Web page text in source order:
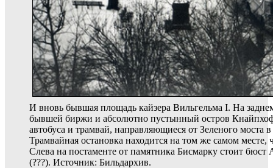
И вновь бывшая площадь кайзера Вильгельма I. На
бывшей биржи и абсолютно пустынный остров
автобуса и трамвай, направляющиеся от Зеленого моста
Трамвайная остановка находится на том же самом месте,
Слева на постаменте от памятника Бисмарку стоит
(???). Источник: Бильдархив.